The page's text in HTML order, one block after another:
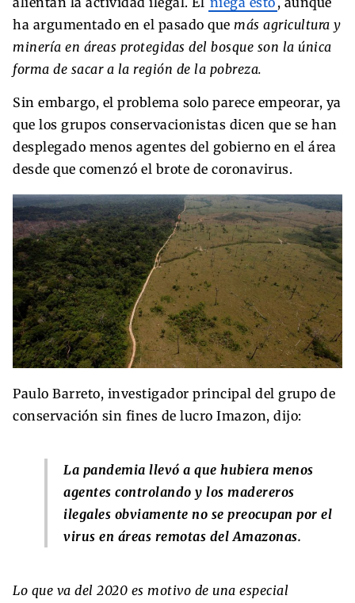
ha argumentado en el pasado que más agricultura y
minería en áreas protegidas del bosque son la única
forma de sacar a la región de la pobreza.
Sin embargo, el problema solo parece empeorar, ya
que los grupos conservacionistas dicen que se han
desplegado menos agentes del gobierno en el área
desde que comenzó el brote de coronavirus.
Paulo Barreto, investigador principal del grupo de
conservación sin fines de lucro Imazon, dijo:
La pandemia llevó a que hubiera menos
agentes controlando y los madereros
ilegales obviamente no se preocupan por el
virus en áreas remotas del Amazonas.
Lo que va del 2020 es motivo de una especial